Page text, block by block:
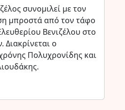
συνομιλεί με τον
μπροστά από τον τάφο
Βενιζέλου στο
ο
Πολυχρονίδης και